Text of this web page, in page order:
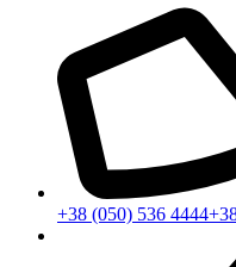
+38 (050) 536 4444